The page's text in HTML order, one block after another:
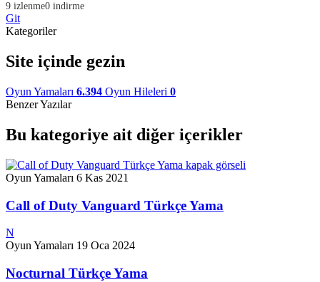
9 izlenme0 indirme
Git
Kategoriler
Site içinde gezin
Oyun Yamaları 6.394 Oyun Hileleri 0
Benzer Yazılar
Bu kategoriye ait diğer içerikler
Oyun Yamaları 6 Kas 2021
Call of Duty Vanguard Türkçe Yama
N
Oyun Yamaları 19 Oca 2024
Nocturnal Türkçe Yama